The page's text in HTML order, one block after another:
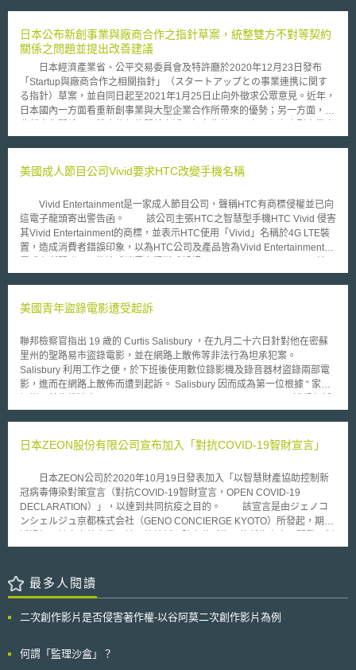
日本公布新創事業與廠商合作之指針草案，統整雙方不對等契約
關係之問題並提出改善建議
日本經濟產業省、公平交易委員會及特許廳於2020年12月23日發布
「Startup與廠商合作之相關指針」（スタートアップとの事業連携に関す
る指針）草案，並自同日起至2021年1月25日止向外徵求公眾意見。近年，
日本國內一方面看重新創事業與大型企業合作所帶來的優勢；另一方面，在
獨占專利權等問題。基此，配合2020年4月未來投資會議的決議要求，統整
11月公平交易委員會所發布的「Startup交易習慣之現況調查報告最終版」
disclosure agreement, NDA）、概念驗證（Proof of Concept, PoC）契
約、共同研究契約與授權（license）契約等四種契約類型。除了統整包含
訂約階段在內的各種問題實例、以及日本獨占禁止法（私的独占の禁止及び
公正取引の確保に関する法律）對此的適用現況外，亦提出了相應的改善與
公開營業秘密，卻未能簽訂保密協議。對此，合作廠商即可能構成獨占禁止
商承諾事後會簽署保密協議，但要求新創事業先行揭露其程式的原始碼等營
及有關開放式創新的相關知識不足等。基此，指針提出改善方案，例如，締
約前新創事業即先行區分出可直接向契約他方揭露的營業秘密、得透過締結
NDA約定揭露之營業秘密、以及不得揭露之營業秘密等；締結NDA時，應
盡可能具體約定營業秘密的使用目的、對象及範圍，並且考量到通常難以舉
證廠商違反保密協議，因此不建議揭露攸關新創事業核心能力（core
competence）的營業秘密。
美國成人節目公司Vivid要求HTC改變手機名稱
Vivid Entertainment是一家成人節目公司，聲稱HTC有商標侵權並已向
這電子龍頭寄出警告函。 該公司主張HTC之智慧型手機HTC Vivid 侵害
其Vivid Entertainment的商標，並表示HTC使用「Vivid」名稱於4G LTE裝
置，造成消費者錯誤印象，以為HTC公司及產品皆為Vivid Entertainment附
11月14日寄出警告函，要求HTC停止使用該商標銷售手機，並宣稱從1984
構成商標侵權、商標淡化及不實的來源標示。 Vivid Entertainment給予
Entertainment將進一步提出法律賠償。先前詢問HTC時，該公司表示：
「我們正審視此一指控，我們不會有任何進一步評論，直到這問題被解
決。」
美國青年盜錄電影遭受起訴
聯邦檢察官指出 19 歲的 Curtis Salisbury ，在九月二十六日針對他在密蘇
里州的聖路易市盜錄電影，並在網路上散佈等非法行為坦承犯案。
Salisbury 利用工作之便，於下班後使用數位錄影機及錄音器材盜錄兩部電
影，進而在網路上散佈而遭到起訴。 Salisbury 因而成為第一位根據 “ 家庭
者。 家庭娛樂及著作權法案在 2005 年四月由國會通過，致力於遏止網
者，可以處＄ 250,000 罰金及三年以下有期徒刑，若進而在網路上傳播
欣鼓舞。然而，如此嚴厲的刑罰具有爭議性，原因在於嚴厲的罰則是為暴力
犯罪而設計，若應用於著作權相關議題時，實非一個明智的選擇。
日本ZEON股份有限公司宣布加入「對抗COVID-19智財宣言」
日本ZEON公司於2020年10月19日發表加入「以智慧財產協助控制新
冠病毒傳染對策宣言（對抗COVID-19智財宣言，OPEN COVID-19
DECLARATION）」，以達到共同抗疫之目的。 該宣言是由ジェノコ
ンシェルジュ京都株式会社（GENO CONCIERGE KYOTO）所發起，期望
造及販賣，宣示不行使企業所擁有相關發明、新型及設計專利權和著作權等
造商免去來自權利人的侵權調查或繁複的授權流程。 目前已有包括
Canon、Nikon、SONY、CASIO、Panasonic、大金空調、豐田、三菱、
量。 經產省近畿經濟產業局也與該宣言辦公室合作，提出對抗新冠肺
用的技術並提出施行的可行方案。 協助中小及新創企業與加入宣言的企業
最多人閱讀
二次創作影片是否侵害著作權-以谷阿莫二次創作影片為例
何謂「監理沙盒」？